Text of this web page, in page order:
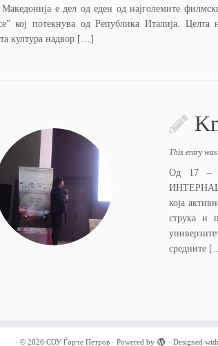
е дел од еден од најголемите
кој потекнува од Република Италија.
култура надвор […]
This entry
Од 17 –
која
струка и
средните
· © 2026 СОУ Ѓорче Петров · Powered by · Designed